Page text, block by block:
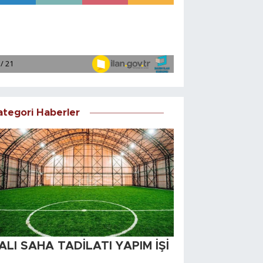
Haberler
SAHA TADİLATI YAPIM İŞİ